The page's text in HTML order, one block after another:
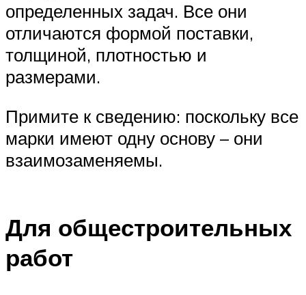
определенных задач. Все они
отличаются формой поставки,
толщиной, плотностью и
размерами.
Примите к сведению: поскольку все
марки имеют одну основу – они
взаимозаменяемы.
Для общестроительных
работ